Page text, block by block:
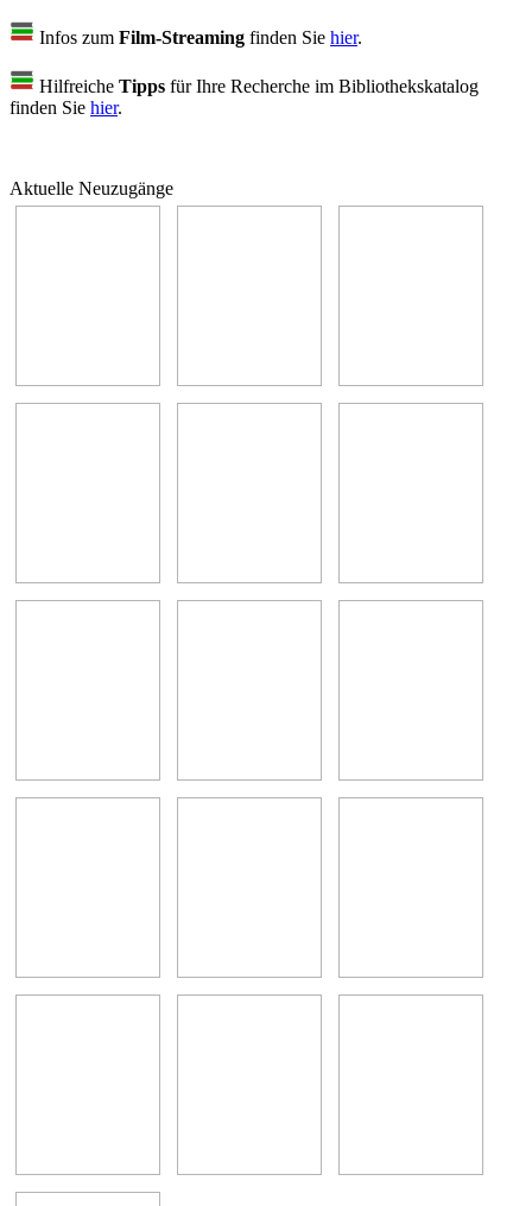
Infos zum Film-Streaming finden Sie hier.
Hilfreiche Tipps für Ihre Recherche im Bibliothekskatalog
finden Sie hier.
Aktuelle Neuzugänge